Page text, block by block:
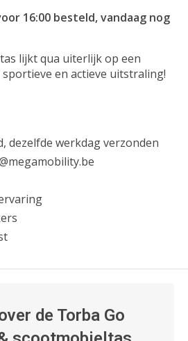
16:00 besteld, vandaag nog
lijkt qua uiterlijk op een
en actieve uitstraling!
dezelfde werkdag verzonden
de Torba Go